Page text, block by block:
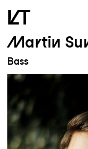
Zum Hauptinhalt
Zum Footer
Martin
Bass